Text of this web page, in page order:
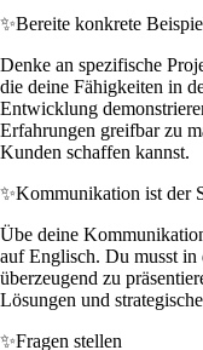
✨Bereite konkrete
Denke an spezifische
die deine Fähigkeiten in
Entwicklung
Erfahrungen greifbar zu
Kunden schaffen kannst.
✨Kommunikation ist der
Übe deine
auf Englisch. Du musst in
überzeugend zu
Lösungen und
✨Fragen stellen